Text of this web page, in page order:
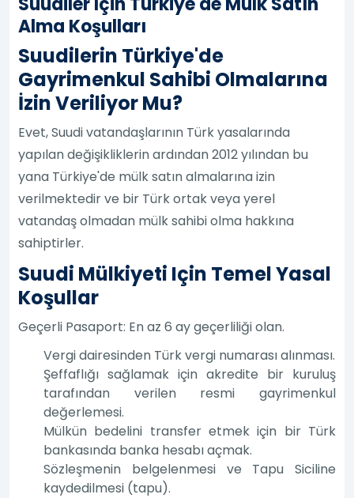
Alma Koşulları
Suudilerin Türkiye'de
Gayrimenkul Sahibi Olmalarına
İzin Veriliyor Mu?
Evet, Suudi vatandaşlarının Türk yasalarında
yapılan değişikliklerin ardından 2012 yılından bu
yana Türkiye'de mülk satın almalarına izin
verilmektedir ve bir Türk ortak veya yerel
vatandaş olmadan mülk sahibi olma hakkına
sahiptirler.
Suudi Mülkiyeti Için Temel Yasal
Koşullar
Geçerli Pasaport: En az 6 ay geçerliliği olan.
Vergi dairesinden Türk vergi numarası alınması.
Şeffaflığı sağlamak için akredite bir kuruluş
tarafından verilen resmi gayrimenkul
değerlemesi.
Mülkün bedelini transfer etmek için bir Türk
bankasında banka hesabı açmak.
Sözleşmenin belgelenmesi ve Tapu Siciline
kaydedilmesi (tapu).